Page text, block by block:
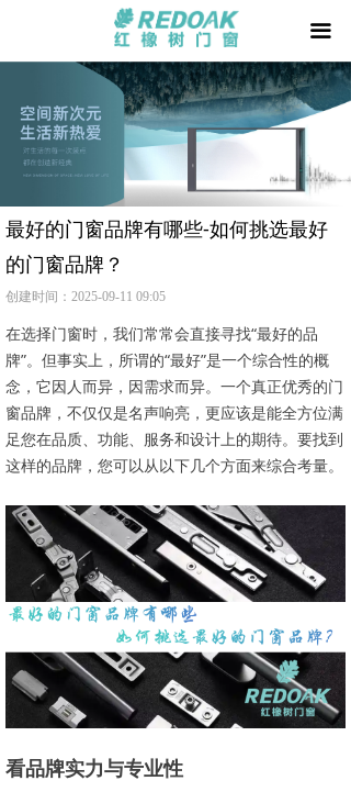
끀
窗 +
阳光房 +
我要加盟
品牌天地
用户家园
相关文章
防伪查询
在选择门窗时，我们常常会直接寻找“最好的品
牌”。但事实上，所谓的“最好”是一个综合性的概
念，它因人而异，因需求而异。一个真正优秀的门
窗品牌，不仅仅是名声响亮，更应该是能全方位满
足您在品质、功能、服务和设计上的期待。要找到
这样的品牌，您可以从以下几个方面来综合考量。
看品牌实力与专业性
最好的门窗品牌有哪些-如何挑选最好
的门窗品牌？
创建时间： 2025-09-11 09:05